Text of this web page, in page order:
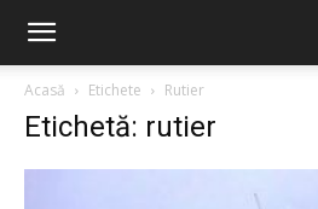
Acasă Etichete Rutier
Etichetă: rutier